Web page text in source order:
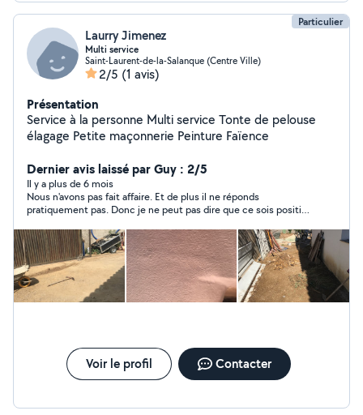
Particulier
Laurry Jimenez
Multi service
Saint-Laurent-de-la-Salanque (Centre Ville)
2/5 (1 avis)
Présentation
Service à la personne Multi service Tonte de pelouse
élagage Petite maçonnerie Peinture Faïence
Dernier avis laissé par Guy : 2/5
Il y a plus de 6 mois
Nous n'avons pas fait affaire. Et de plus il ne réponds
pratiquement pas. Donc je ne peut pas dire que ce sois positif
Voir le profil Contacter